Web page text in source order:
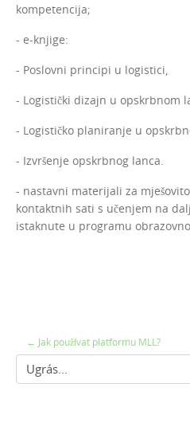
kompetencija;
- e-knjige:
- Poslovni principi u logistici,
- Logistički dizajn u opskrbnom
- Logističko planiranje u
- Izvršenje opskrbnog lanca.
- nastavni materijali za
kontaktnih sati s učenjem na
istaknute u programu
← Jak používat platformu MLL?
Ugrás...